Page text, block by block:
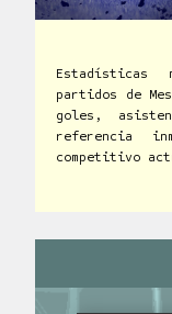
Estadísticas
partidos de
goles,
referencia
competitivo